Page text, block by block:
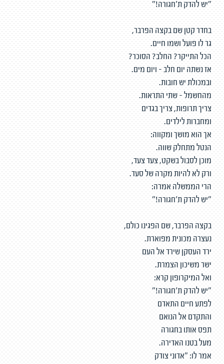
"יש להדק ת'חגורה!"
בחדר קטן שם בקצה הפרבר,
גר לו פועל ושמו חיים.
הכל התייקר? החלב? הסוכר?
אז נשתה יום חלב - ויום מים.
ובמכולת יש חובות.
מהחשמל - שתי התראות.
צריך תרופות, צריך בגדים
ומחברות לילדים.
אך הוא מושך ומקווה:
הנטל מתחלק שווה.
מוכן לסבול בשקט, צעד צעד,
ורק לא להיות מקרה של סעד.
הרי הממשלה אמרה:
"יש להדק ת'חגורה!"
בקצה הפרבר, שם הפגינו כולם,
נעצרה מכונית מפוארת.
ירד העסקן שירד אל העם
ישר משיכון הצמרת.
ואל המיקרופון קרא:
"יש להדק ת'חגורה!"
לפתע חיים התאדם
והתקדם אל הנואם
תפס אותו בחגורה
מעל בטנו האדירה.
אמר לו: "אדוני צודק